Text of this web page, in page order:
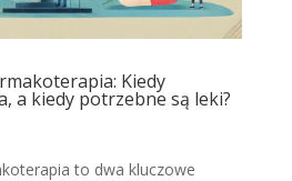
Kiedy
a kiedy potrzebne są leki?
to dwa kluczowe